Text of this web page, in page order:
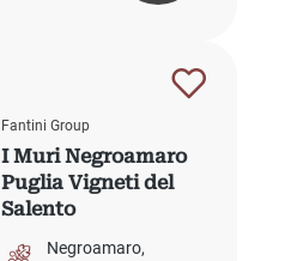
Fantini Group
I Muri Negroamaro
Puglia Vigneti del
Salento
Negroamaro